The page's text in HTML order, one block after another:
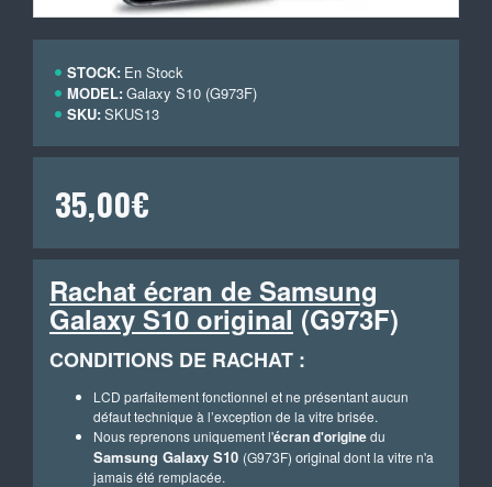
STOCK: En Stock
MODEL:Galaxy S10 (G973F)
SKU:SKUS13
35,00€
Rachat écran de Samsung
Galaxy S10 original (G973F)
CONDITIONS DE RACHAT :
LCD parfaitement fonctionnel et ne présentant aucun
défaut technique à l’exception de la vitre brisée.
Nous reprenons uniquement l'écran d'originedu
Samsung Galaxy S10 (G973F) original dont la vitre n'a
jamais été remplacée.